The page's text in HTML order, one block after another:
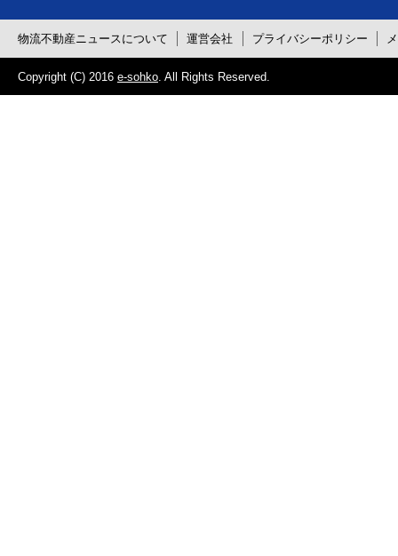
物流不動産ニュースについて 運営会社 プライバシーポリシー
Copyright (C) 2016 e-sohko . All Rights Reserved.